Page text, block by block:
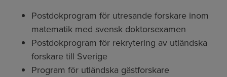
Postdokprogram för utresande forskare inom
matematik med svensk doktorsexamen
Postdokprogram för rekrytering av utländska
forskare till Sverige
Program för utländska gästforskare